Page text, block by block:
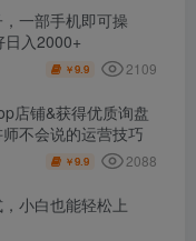
一部手机即可操
入2000+
￥9.9 2109
店铺&获得优质询盘
不会说的运营技巧
￥9.9 2088
小白也能轻松上